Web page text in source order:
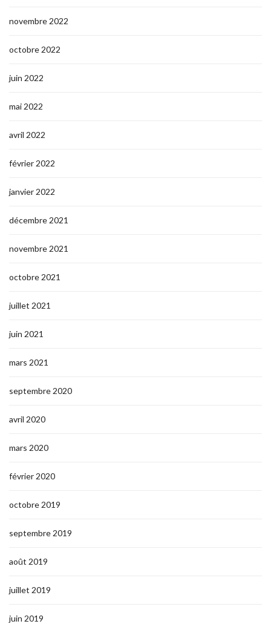
novembre 2022
octobre 2022
juin 2022
mai 2022
avril 2022
février 2022
janvier 2022
décembre 2021
novembre 2021
octobre 2021
juillet 2021
juin 2021
mars 2021
septembre 2020
avril 2020
mars 2020
février 2020
octobre 2019
septembre 2019
août 2019
juillet 2019
juin 2019